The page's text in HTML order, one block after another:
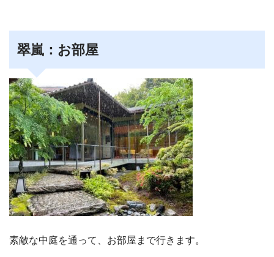
翠嵐：お部屋
素敵な中庭を通って、お部屋まで行きます。